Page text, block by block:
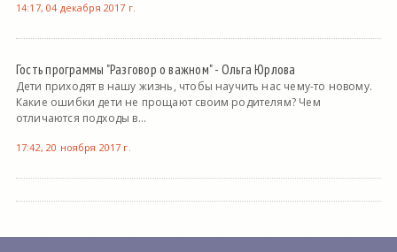
14:17, 04 декабря 2017 г.
Гость программы "Разговор о важном" - Ольга Юрлова
Дети приходят в нашу жизнь, чтобы научить нас чему-то новому.
Какие ошибки дети не прощают своим родителям? Чем
отличаются подходы в...
17:42, 20 ноября 2017 г.